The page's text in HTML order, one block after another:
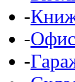
-
-
-